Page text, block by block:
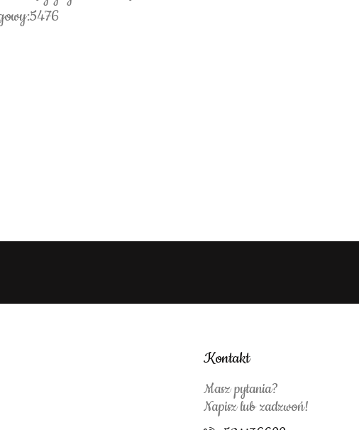
Kontakt
Masz pytania?
Napisz lub zadzwoń!